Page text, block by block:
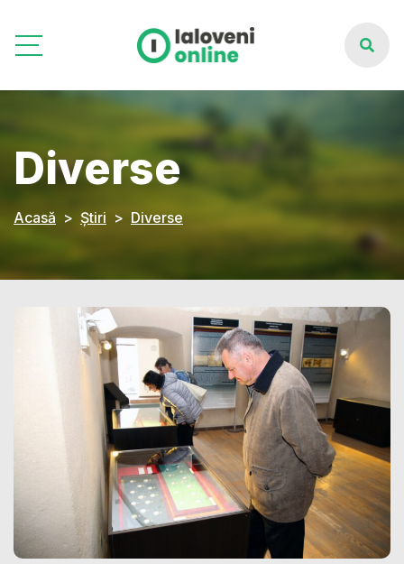
Diverse
Acasă Știri Diverse